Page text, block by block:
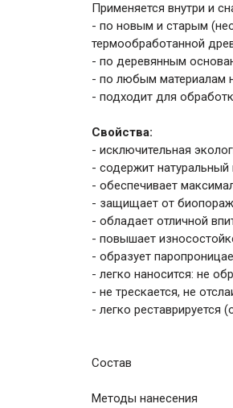
Применяется внутри и
- по новым и старым
термообработанной
- по деревянным
- по любым материалам
- подходит для
Свойства:
- исключительная
- содержит
- обеспечивает
- защищает от
- обладает отличной
- повышает
- образует
- легко наносится: не
- не трескается, не
- легко реставрируется
Состав
Методы нанесения